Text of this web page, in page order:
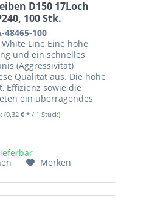
D150 17Loch
100 Stk.
48465-100
White Line Eine hohe
und ein schnelles
(Aggressivität)
Qualität aus. Die hohe
Effizienz sowie die
ein überragendes
(0,32 € * / 1 Stück)
Merken